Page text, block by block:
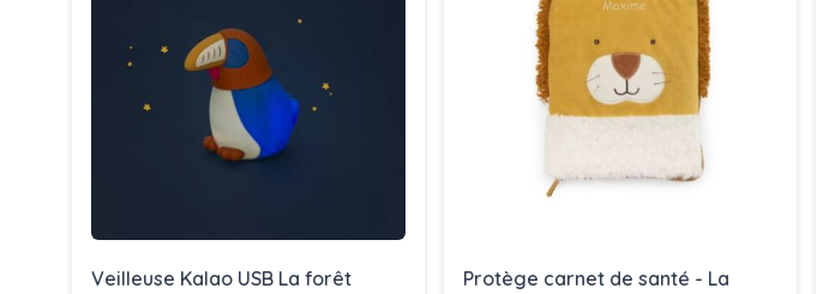
Veilleuse Kalao USB La forêt
Protège carnet de santé - La